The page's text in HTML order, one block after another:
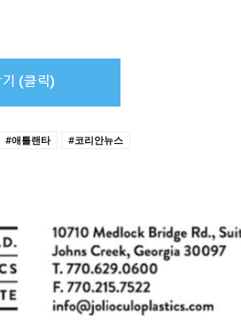
#애틀랜타 #코리안뉴스